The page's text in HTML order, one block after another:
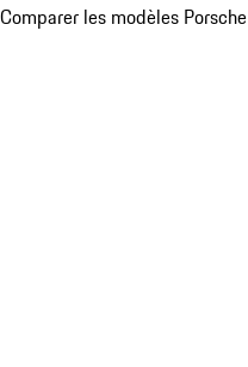
Comparer les modèles Porsche